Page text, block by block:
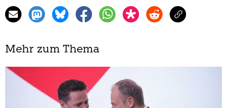
Mehr zum Thema